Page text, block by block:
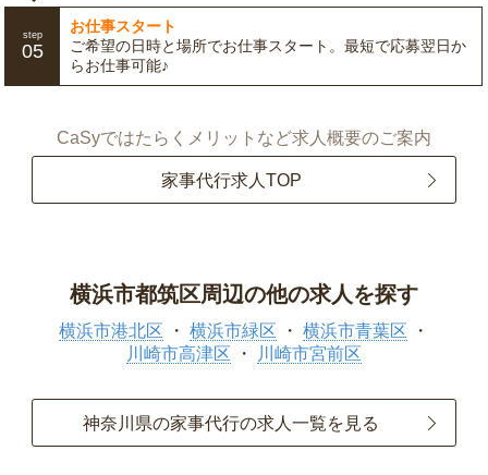
step
05
お仕事スタート
ご希望の日時と場所でお仕事スタート。最短で応募翌日か
らお仕事可能♪
CaSyではたらくメリットなど求人概要のご案内
家事代行求人TOP
横浜市都筑区周辺の他の求人を探す
横浜市港北区 横浜市緑区
横浜市青葉区
川崎市高津区
川崎市宮前区
神奈川県の家事代行の求人一覧を見る